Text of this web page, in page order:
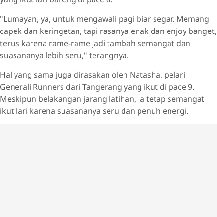
"Lumayan, ya, untuk mengawali pagi biar segar. Memang
capek dan keringetan, tapi rasanya enak dan enjoy banget,
terus karena rame-rame jadi tambah semangat dan
suasananya lebih seru," terangnya.
Hal yang sama juga dirasakan oleh Natasha, pelari
Generali Runners dari Tangerang yang ikut di pace 9.
Meskipun belakangan jarang latihan, ia tetap semangat
ikut lari karena suasananya seru dan penuh energi.